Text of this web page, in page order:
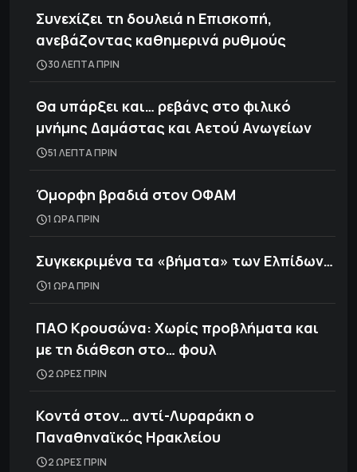
Συνεχίζει τη δουλειά η Επισκοπή,
ανεβάζοντας καθημερινά ρυθμούς
30 ΛΕΠΤΑ ΠΡΙΝ
Θα υπάρξει και… ρεβάνς στο φιλικό
μνήμης Δαμάστας και Αετού Ανωγείων
51 ΛΕΠΤΑ ΠΡΙΝ
Όμορφη βραδιά στον ΟΦΑΜ
1 ΩΡΑ ΠΡΙΝ
Συγκεκριμένα τα «βήματα» των Ελπίδων…
1 ΩΡΑ ΠΡΙΝ
ΠΑΟ Κρουσώνα: Χωρίς προβλήματα και
με τη διάθεση στο… φουλ
2 ΩΡΕΣ ΠΡΙΝ
Κοντά στον… αντί-Λυραράκη ο
Παναθηναϊκός Ηρακλείου
2 ΩΡΕΣ ΠΡΙΝ